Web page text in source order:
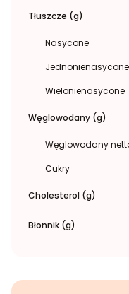
Tłuszcze (g)
Nasycone
Jednonienasycone
Wielonienasycone
Węglowodany (g)
Węglowodany
Cukry
Cholesterol (g)
Błonnik (g)